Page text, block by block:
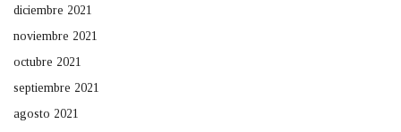
diciembre 2021
noviembre 2021
octubre 2021
septiembre 2021
agosto 2021